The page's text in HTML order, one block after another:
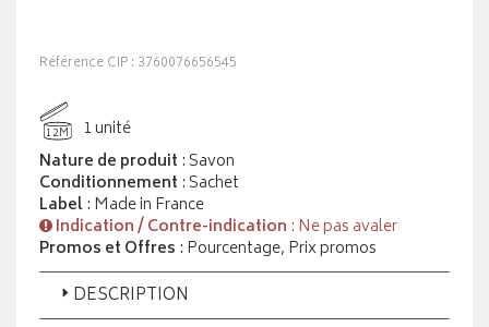
Référence CIP : 3760076656545
12M
1 unité
Nature de produit : Savon
Conditionnement : Sachet
Label: Made in France
Indication / Contre-indication : Ne pas avaler
Promos et Offres : Pourcentage, Prix promos
DESCRIPTION